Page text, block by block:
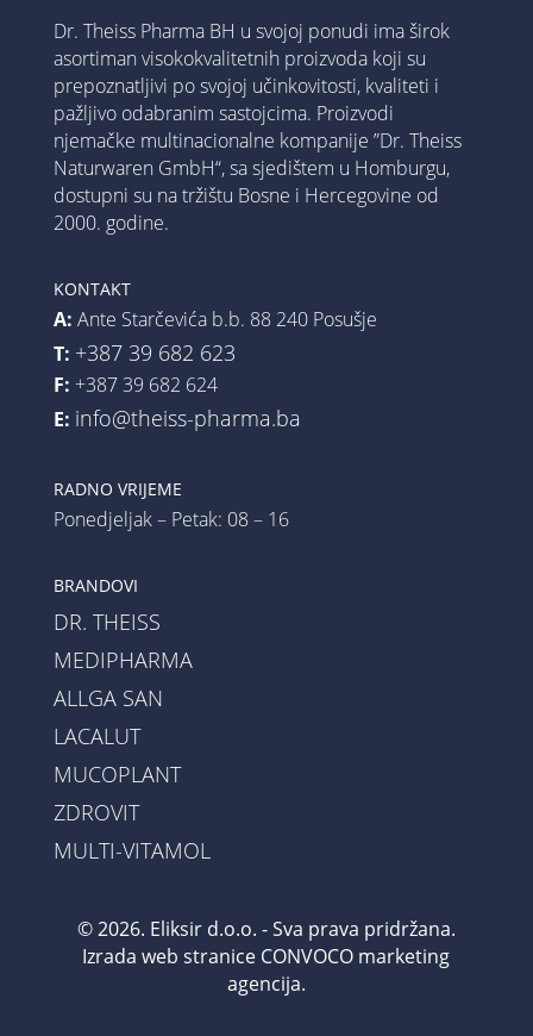
Dr. Theiss Pharma BH u svojoj ponudi ima širok
asortiman visokokvalitetnih proizvoda koji su
prepoznatljivi po svojoj učinkovitosti, kvaliteti i
pažljivo odabranim sastojcima. Proizvodi
njemačke multinacionalne kompanije ”Dr. Theiss
Naturwaren GmbH“, sa sjedištem u Homburgu,
dostupni su na tržištu Bosne i Hercegovine od
2000. godine.
KONTAKT
A: Ante Starčevića b.b. 88 240 Posušje
T: +387 39 682 623
F: +387 39 682 624
E: info@theiss-pharma.ba
RADNO VRIJEME
Ponedjeljak – Petak: 08 – 16
BRANDOVI
DR. THEISS
MEDIPHARMA
ALLGA SAN
LACALUT
MUCOPLANT
ZDROVIT
MULTI-VITAMOL
© 2026. Eliksir d.o.o. - Sva prava pridržana.
Izrada web stranice CONVOCO marketing
agencija.